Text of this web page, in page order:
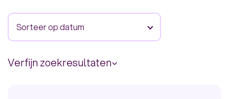
Sorteer op datum
Verfijn zoekresultaten